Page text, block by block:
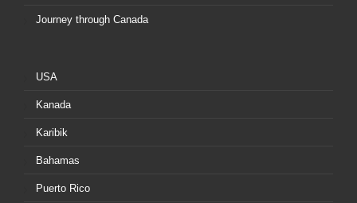
Journey through Canada
USA
Kanada
Karibik
Bahamas
Puerto Rico